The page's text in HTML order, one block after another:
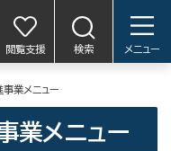
閲覧支援 検索 メニュー
業メニュー
業メニュー